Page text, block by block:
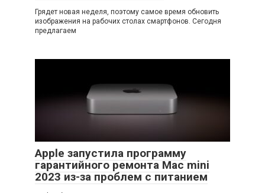
Грядет новая неделя, поэтому самое время обновить
изображения на рабочих столах смартфонов. Сегодня
предлагаем
Apple запустила программу
гарантийного ремонта Mac mini
2023 из-за проблем с питанием